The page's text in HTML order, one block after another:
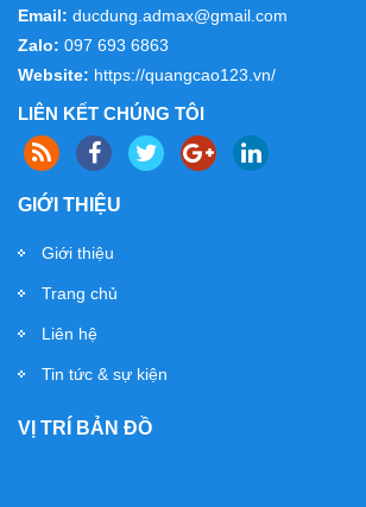
biển nền alu, chữ nổi đẹp
Email: ducdung.admax@gmail.com
Zalo: 097 693 6863
Website: https://quangcao123.vn/
LIÊN KẾT CHÚNG TÔI
GIỚI THIỆU
Giới thiệu
Trang chủ
Liên hệ
Tin tức & sự kiện
VỊ TRÍ BẢN ĐỒ